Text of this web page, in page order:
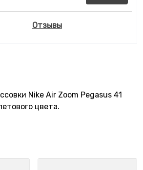
Отзывы
Nike Air Zoom Pegasus 41
цвета.